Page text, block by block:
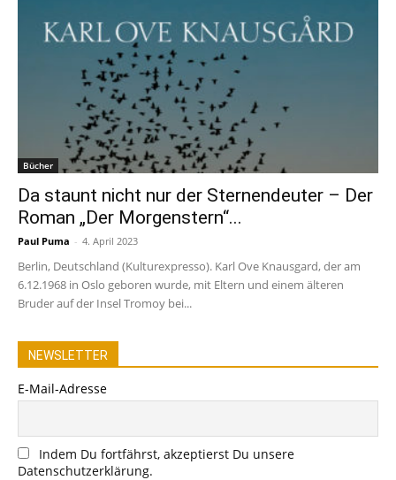
Bücher
Da staunt nicht nur der Sternendeuter – Der
Roman „Der Morgenstern“...
Paul Puma - 4. April 2023
Berlin, Deutschland (Kulturexpresso). Karl Ove Knausgard, der am
6.12.1968 in Oslo geboren wurde, mit Eltern und einem älteren
Bruder auf der Insel Tromoy bei...
NEWSLETTER
E-Mail-Adresse
Indem Du fortfährst, akzeptierst Du unsere
Datenschutzerklärung.